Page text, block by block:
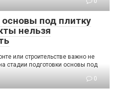
основы под плитку
нельзя
или строительстве важно не
стадии подготовки основы под
0